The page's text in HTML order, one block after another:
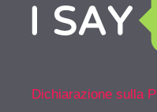
Dichiarazione sulla